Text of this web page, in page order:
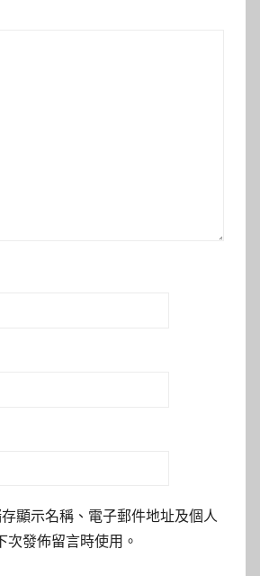
顯示名稱、電子郵件地址及個人
次發佈留言時使用。